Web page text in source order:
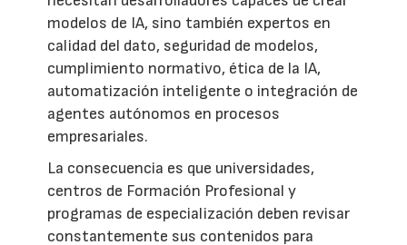
modelos de IA, sino también expertos en
calidad del dato, seguridad de modelos,
cumplimiento normativo, ética de la IA,
automatización inteligente o integración de
agentes autónomos en procesos
empresariales.
La consecuencia es que universidades,
centros de Formación Profesional y
programas de especialización deben revisar
constantemente sus contenidos para